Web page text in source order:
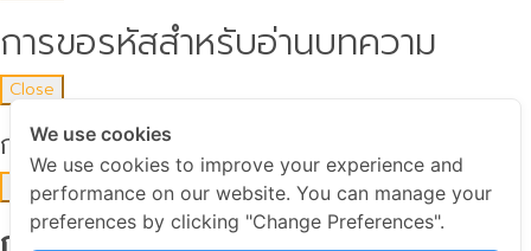
การขอรหัสสำหรับอ่านบทความ
Close
กรอกพาสเวิร์ดด้วยค่ะ
Close
กรอกอีเมลเพื่อขอรับรหัส สำหรับอ่าน
We use cookies
We use cookies to improve your experience and
performance on our website. You can manage your
preferences by clicking "Change Preferences".